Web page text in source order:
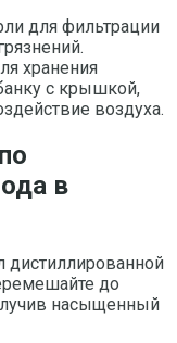
для фильтрации
хранения
с крышкой,
воздуха.
в
дистиллированной
до
насыщенный